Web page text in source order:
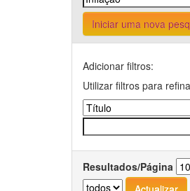
Iniciar uma nova
Adicionar filtros:
Utilizar filtros para
Resultados/Página